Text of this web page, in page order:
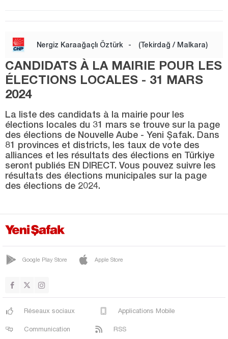
ŞARKÖY
SÜLEYMANPAŞA
Trabzon
Tunceli
Uşak
Van
Yalova
Yozgat
Zonguldak
Nergiz Karaağaçlı Öztürk - (Tekirdağ / Malkara)
CANDIDATS À LA MAIRIE POUR LES
ÉLECTIONS LOCALES - 31 MARS
2024
La liste des candidats à la mairie pour les
élections locales du 31 mars se trouve sur la page
des élections de Nouvelle Aube - Yeni Şafak. Dans
81 provinces et districts, les taux de vote des
alliances et les résultats des élections en Türkiye
seront publiés EN DIRECT. Vous pouvez suivre les
résultats des élections municipales sur la page
des élections de 2024.
Google Play Store Apple Store
Réseaux sociaux Applications Mobile
Communication RSS